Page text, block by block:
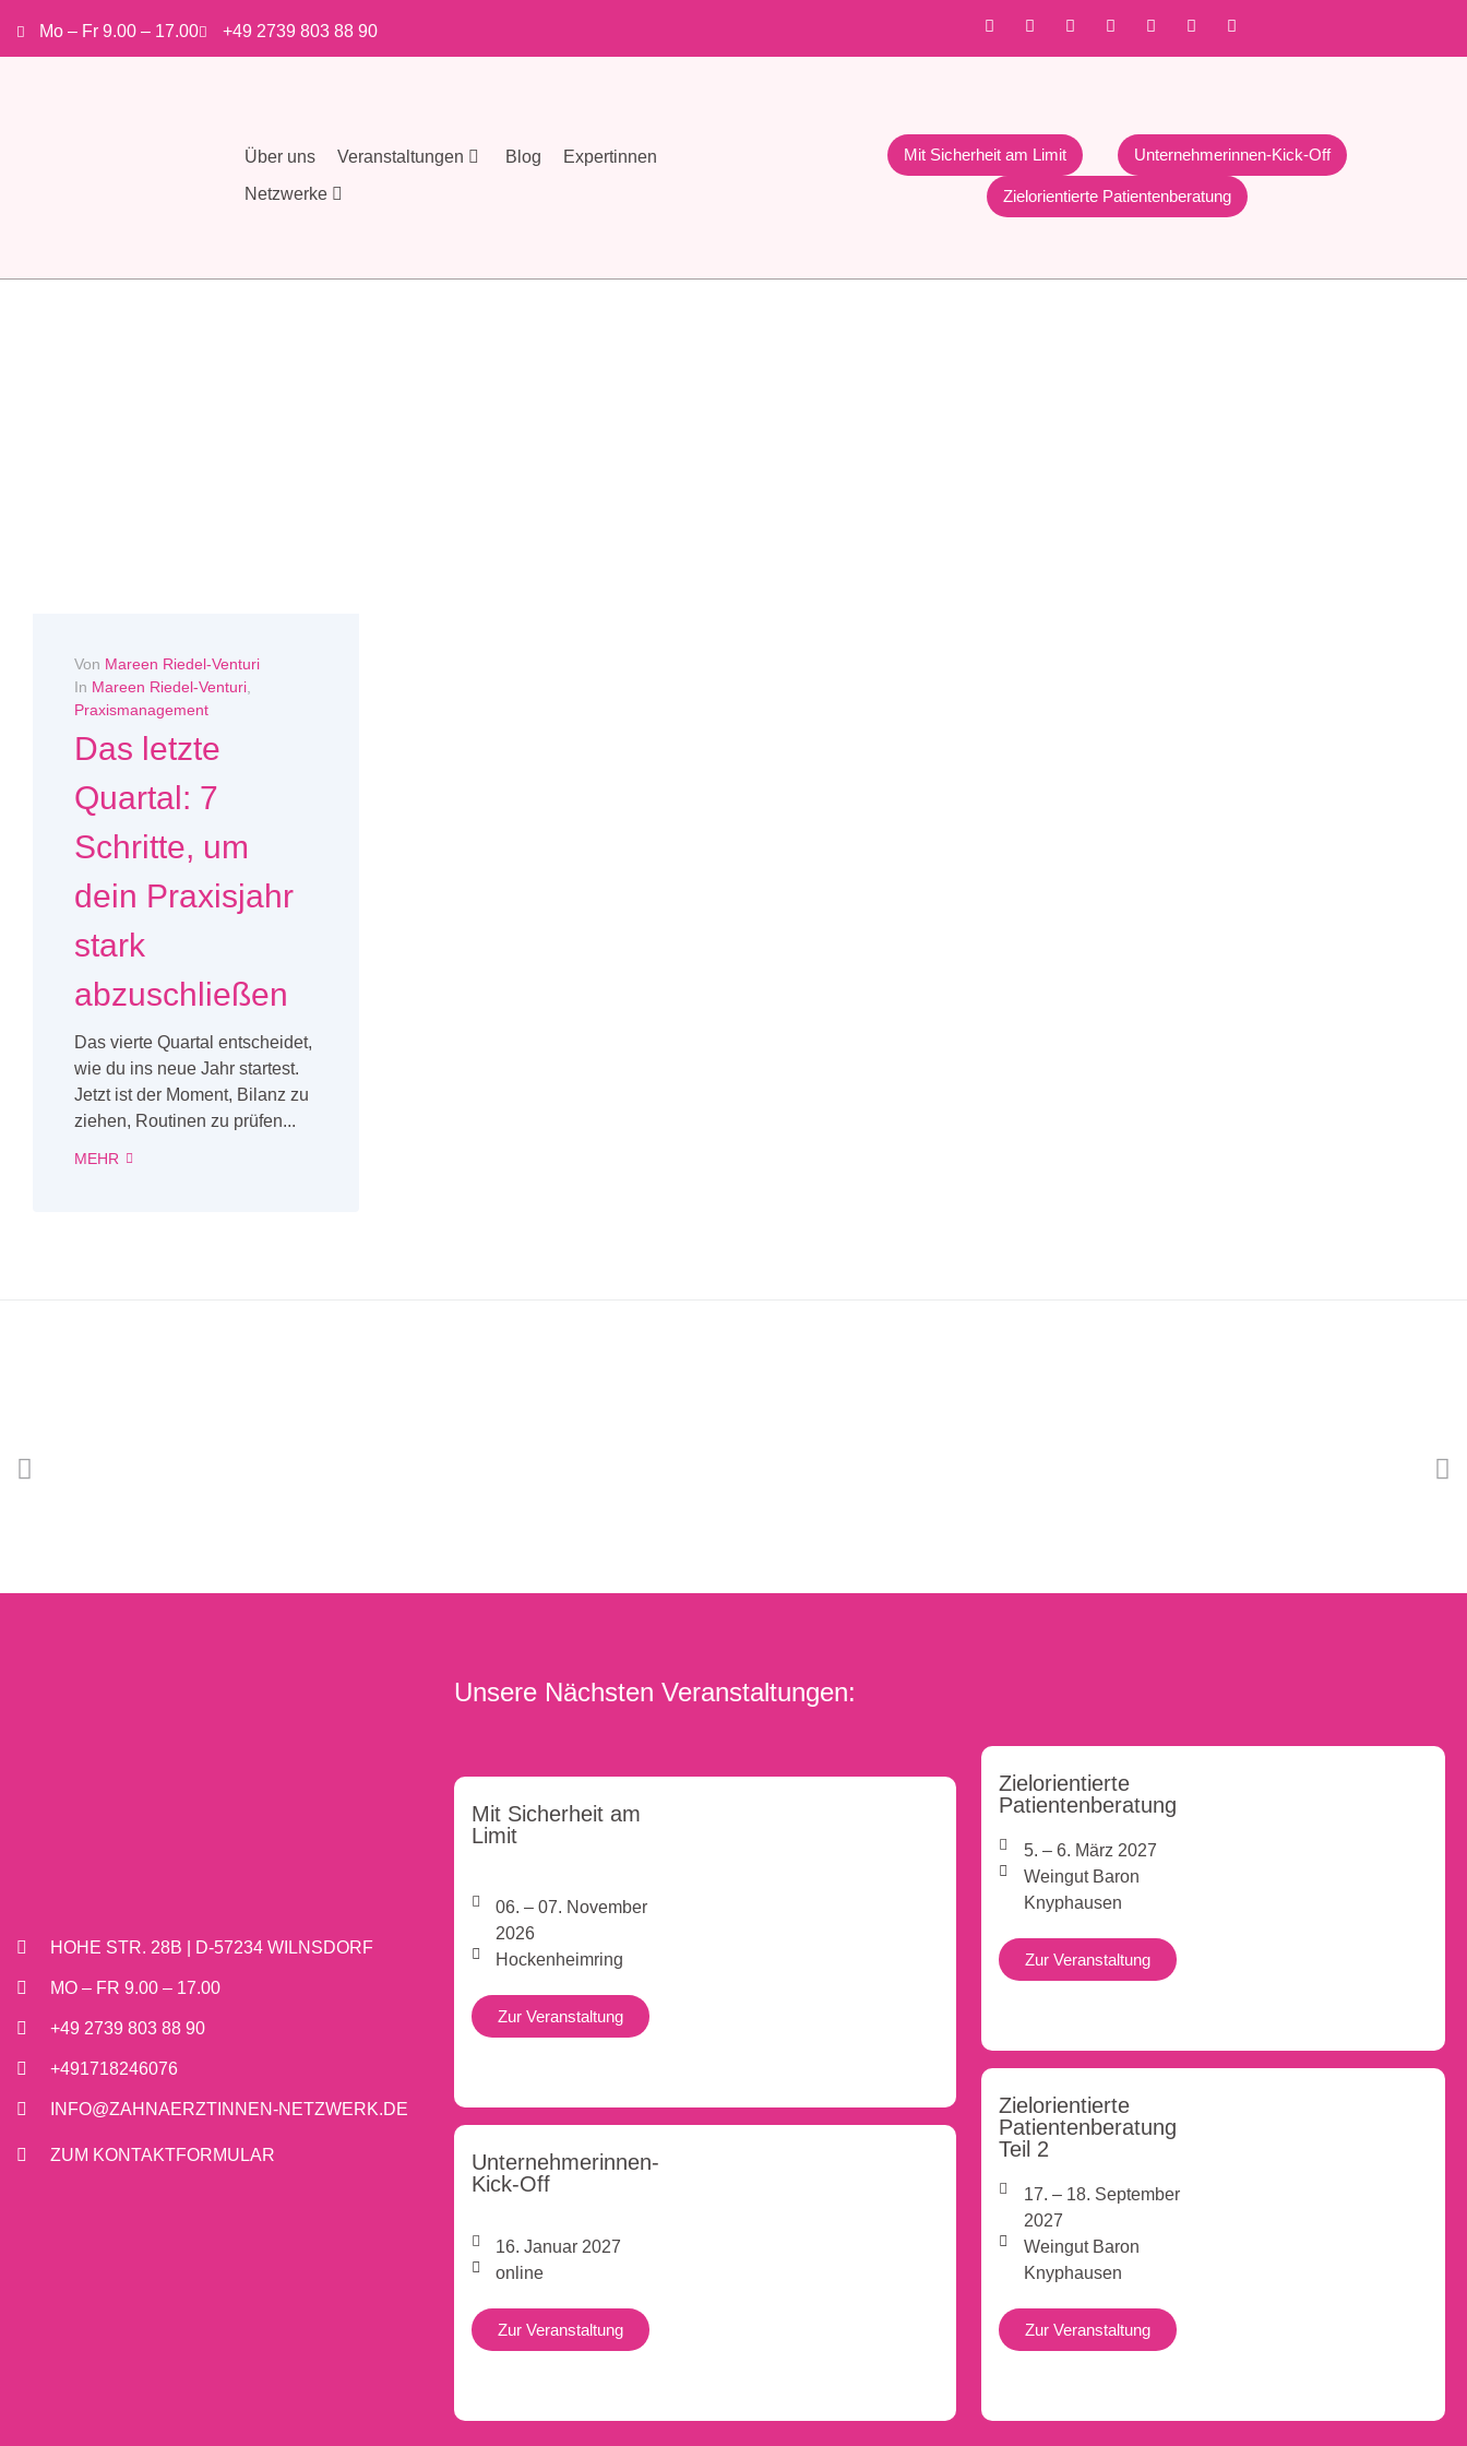
Mo – Fr 9.00 – 17.00 +49 2739 803 88 90
Über uns Veranstaltungen Blog
Expertinnen
Netzwerke
Mit Sicherheit am Limit Unternehmerinnen-Kick-Off
Zielorientierte Patientenberatung
Von Mareen Riedel-Venturi
In Mareen Riedel-Venturi
Praxismanagement
Das letzte
Quartal: 7
Schritte, um
dein Praxisjahr
stark
abzuschließen
Das vierte Quartal entscheidet,
wie du ins neue Jahr startest.
Jetzt ist der Moment, Bilanz zu
ziehen, Routinen zu prüfen...
MEHR
HOHE STR. 28B | D-57234 WILNSDORF
MO – FR 9.00 – 17.00
+49 2739 803 88 90
+491718246076
INFO@ZAHNAERZTINNEN-NETZWERK.DE
ZUM KONTAKTFORMULAR
Unsere Nächsten Veranstaltungen:
Mit Sicherheit am
Limit
06. – 07. November
2026
Hockenheimring
Zur Veranstaltung
Unternehmerinnen-
Kick-Off
16. Januar 2027
online
Zur Veranstaltung
Zielorientierte
Patientenberatung
5. – 6. März 2027
Weingut Baron
Knyphausen
Zur Veranstaltung
Zielorientierte
Patientenberatung
Teil 2
17. – 18. September
2027
Weingut Baron
Knyphausen
Zur Veranstaltung